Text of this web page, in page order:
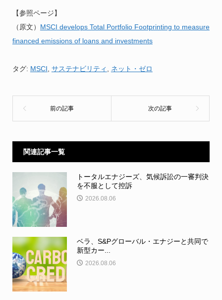
【参照ページ】
（原文） MSCI develops Total Portfolio Footprinting to measure
financed emissions of loans and investments
タグ: MSCI サステナビリティ ネット・ゼロ
関連記事一覧
トータルエナジーズ、気候訴訟の一審判決
を不服として控訴
2026.08.06
ベラ、S&Pグローバル・エナジーと共同で
新型カー...
2026.08.06